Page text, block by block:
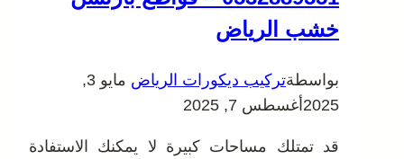
خشب الرياض
بواسطةتركيب ديكورات الرياض
مايو 3,
2025 أغسطس 7, 2025
قد تمتلك مساحات كبيرة لا يمكنك الاستفادة